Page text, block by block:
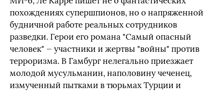
похождениях супершпионов, но о напряженной
будничной работе реальных сотрудников
разведки. Герои его романа "Самый опасный
человек" — участники и жертвы "войны" против
терроризма. В Гамбург нелегально приезжает
молодой мусульманин, наполовину чеченец,
измученный пытками в тюрьмах Турции и